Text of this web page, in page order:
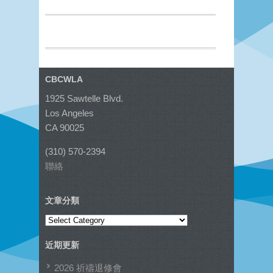
CBCWLA
1925 Sawtelle Blvd.
Los Angeles
CA 90025
(310) 570-2394
聯絡
文章分類
文
分
類
近期更新
2026 祈禱退修會